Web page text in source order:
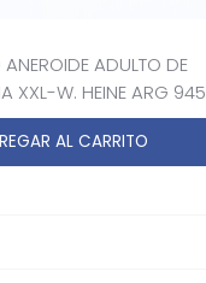
ANEROIDE ADULTO DE
XXL-W. HEINE ARG 945
AL CARRITO